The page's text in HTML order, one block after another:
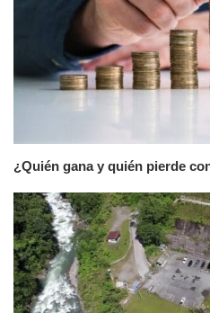
¿Quién gana y quién pierde